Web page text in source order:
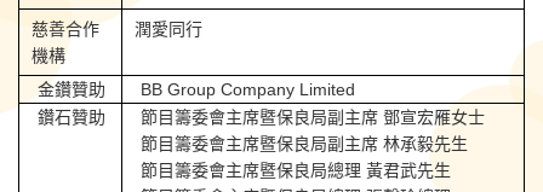
慈善合作
機構
潤愛同行
金鑽贊助
BB Group Company Limited
鑽石贊助
節目籌委會主席暨保良局副主席 鄧宣宏雁女士
節目籌委會主席暨保良局副主席 林承毅先生
節目籌委會主席暨保良局總理 黃君武先生